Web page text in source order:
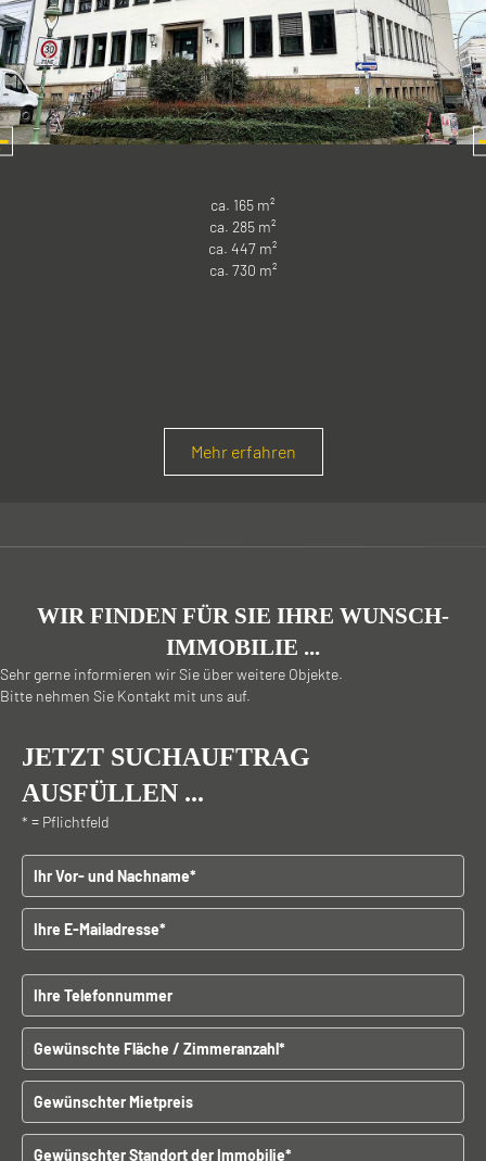
ca. 165 m²
ca. 285 m²
ca. 447 m²
ca. 730 m²
Mehr erfahren
WIR FINDEN FÜR SIE IHRE WUNSCH-
IMMOBILIE ...
Sehr gerne informieren wir Sie über weitere Objekte.
Bitte nehmen Sie Kontakt mit uns auf.
JETZT SUCHAUFTRAG
AUSFÜLLEN ...
* = Pflichtfeld
Vor - und Nachname
E-Mailadresse
B
t
l
s
Telefonnummer
Gewünschte Fläche / Zimmeranzahl
Gewünschter Mietpreis
Gewünschter Standort der Immobilien